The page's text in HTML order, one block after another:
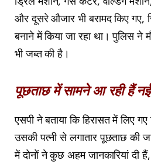
और दूसरे औजार भी बरामद किए गए,
बनाने में किया जा रहा था। पुलिस ने
भी जब्त की है।
पूछताछ में सामने आ रही हैं
एसपी ने बताया कि हिरासत में लिए
उसकी पत्नी से लगातार पूछताछ की
में दोनों ने कुछ अहम जानकारियां दी